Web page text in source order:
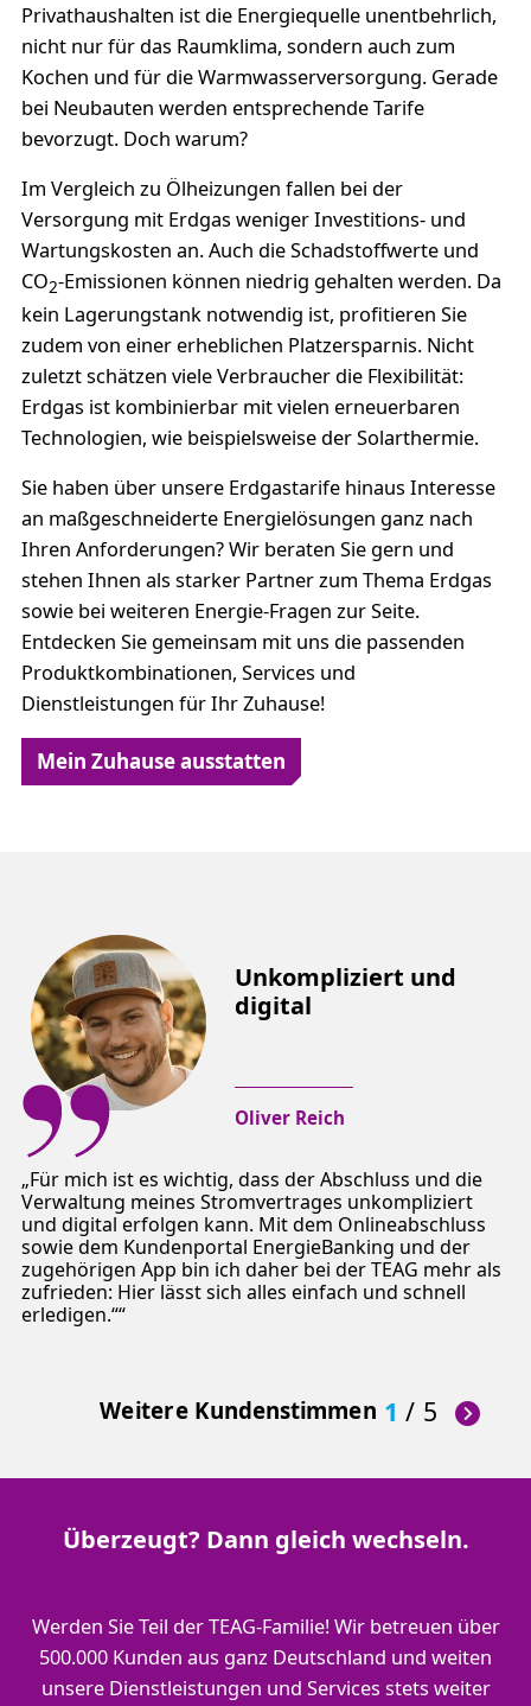
Privathaushalten ist die Energiequelle unentbehrlich,
nicht nur für das Raumklima, sondern auch zum
Kochen und für die Warmwasserversorgung. Gerade
bei Neubauten werden entsprechende Tarife
bevorzugt. Doch warum?
Im Vergleich zu Ölheizungen fallen bei der
Versorgung mit Erdgas weniger Investitions- und
Wartungskosten an. Auch die Schadstoffwerte und
CO2-Emissionen können niedrig gehalten werden. Da
kein Lagerungstank notwendig ist, profitieren Sie
zudem von einer erheblichen Platzersparnis. Nicht
zuletzt schätzen viele Verbraucher die Flexibilität:
Erdgas ist kombinierbar mit vielen erneuerbaren
Technologien, wie beispielsweise der Solarthermie.
Sie haben über unsere Erdgastarife hinaus Interesse
an maßgeschneiderte Energielösungen ganz nach
Ihren Anforderungen? Wir beraten Sie gern und
stehen Ihnen als starker Partner zum Thema Erdgas
sowie bei weiteren Energie-Fragen zur Seite.
Entdecken Sie gemeinsam mit uns die passenden
Produktkombinationen, Services und
Dienstleistungen für Ihr Zuhause!
Mein Zuhause ausstatten
Weitere Kundenstimmen 1 / 5
Unkompliziert und
digital
Für mich ist es wichtig, dass der Abschluss und die
Verwaltung meines Stromvertrages unkompliziert
und digital erfolgen kann. Mit dem Onlineabschluss
sowie dem Kundenportal EnergieBanking und der
zugehörigen App bin ich daher bei der TEAG mehr als
zufrieden: Hier lässt sich alles einfach und schnell
erledigen.“
Oliver Reich
Überzeugt? Dann gleich wechseln.
Werden Sie Teil der TEAG-Familie! Wir betreuen über
500.000 Kunden aus ganz Deutschland und weiten
unsere Dienstleistungen und Services stets weiter